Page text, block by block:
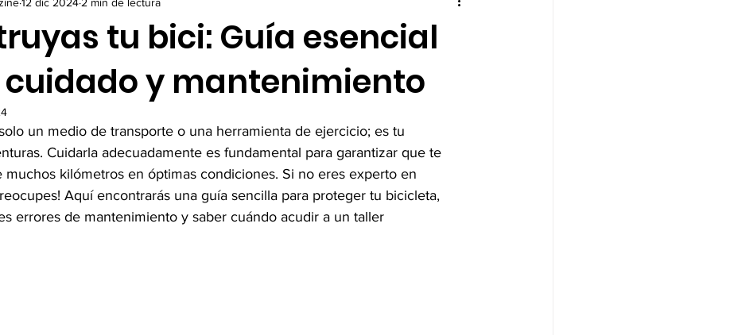
tu bici: Guía esencial
cuidado y mantenimiento
un medio de transporte o una herramienta de ejercicio; es tu
Cuidarla adecuadamente es fundamental para garantizar que te
muchos kilómetros en óptimas condiciones. Si no eres experto en
Aquí encontrarás una guía sencilla para proteger tu bicicleta,
errores de mantenimiento y saber cuándo acudir a un taller